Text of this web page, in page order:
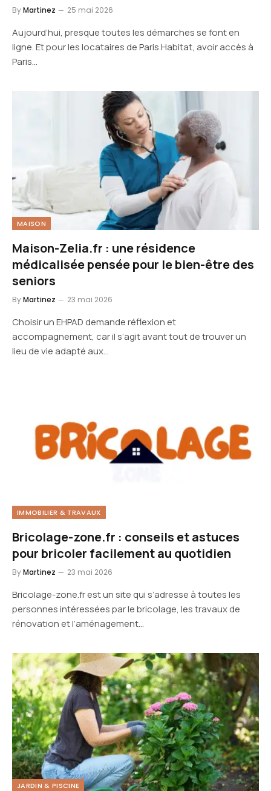
ByMartinez 25 mai 2026
Aujourd’hui, presque toutes les démarches se font en
ligne. Et pour les locataires de Paris Habitat, avoir accès à
Paris…
MAISON
Maison-Zelia.fr : une résidence
médicalisée pensée pour le bien-être des
seniors
ByMartinez 23 mai 2026
Choisir un EHPAD demande réflexion et
accompagnement, car il s’agit avant tout de trouver un
lieu de vie adapté aux…
IMMOBILIER & TRAVAUX
Bricolage-zone.fr : conseils et astuces
pour bricoler facilement au quotidien
ByMartinez 23 mai 2026
Bricolage-zone.fr est un site qui s’adresse à toutes les
personnes intéressées par le bricolage, les travaux de
rénovation et l’aménagement…
JARDIN & PISCINE